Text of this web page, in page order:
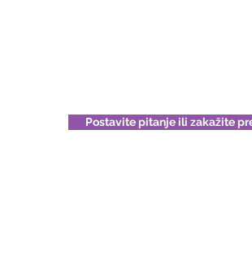
Postavite pitanje ili zakažite